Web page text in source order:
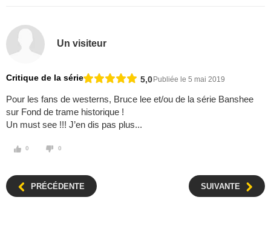
Un visiteur
Critique de la série 5,0 Publiée le 5 mai 2019
Pour les fans de westerns, Bruce lee et/ou de la série Banshee
sur Fond de trame historique !
Un must see !!! J’en dis pas plus...
0 0
PRÉCÉDENTE SUIVANTE